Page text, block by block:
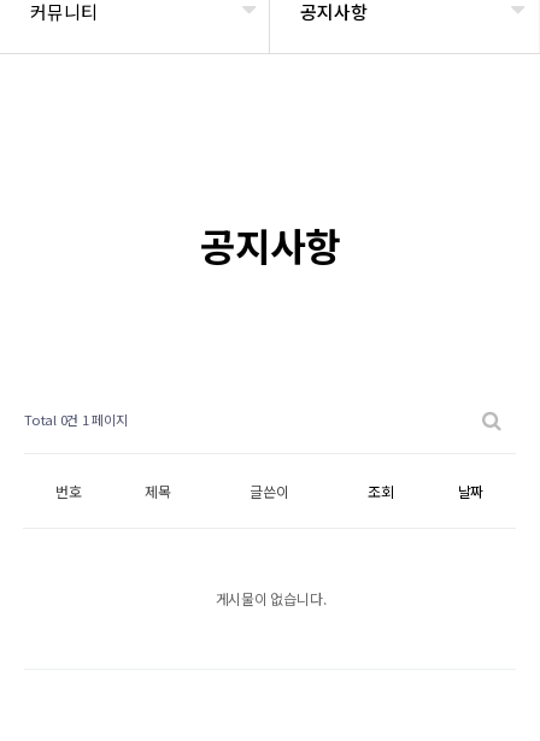
커뮤니티 공지사항
공지사항
Total 0건 1 페이지
번호 제목 글쓴이 조회 날짜
게시물이 없습니다.